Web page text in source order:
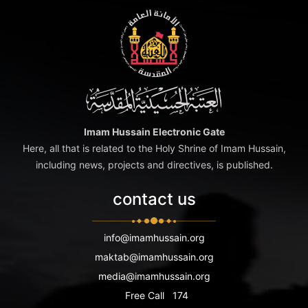
Imam Hussain Electronic Gate
Here, all that is related to the Holy Shrine of Imam Hussain,
including news, projects and directives, is published.
contact us
info@imamhussain.org
maktab@imamhussain.org
media@imamhussain.org
Free Call
174